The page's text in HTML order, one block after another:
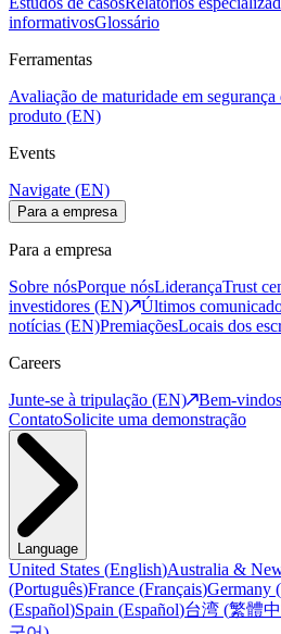
informativosGlossário
Ferramentas
Avaliação de maturidade em
produto (EN)
Events
Navigate (EN)
Para a empresa
Para a empresa
Sobre nósPorque nósLiderançaTrust
investidores (EN)
Últimos
notícias (EN)PremiaçõesLocais dos
Careers
Junte-se à tripulação (EN)
Bem-
ContatoSolicite uma demonstração
Language
United States (English)Australia &
(Português)France (Français)Germany (
(Español)Spain (Español)台湾 (繁體